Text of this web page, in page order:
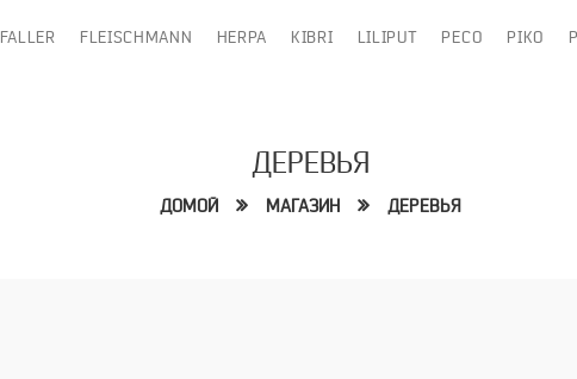
FALLER FLEISCHMANN HERPA KIBRI LILIPUT PECO PIKO
ДЕРЕВЬЯ
ДОМОЙ МАГАЗИН ДЕРЕВЬЯ